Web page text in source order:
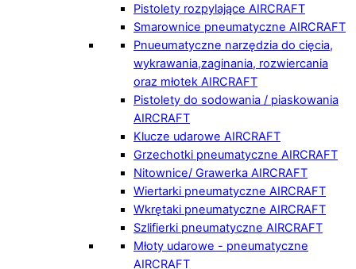
Pistolety rozpylające AIRCRAFT
Smarownice pneumatyczne AIRCRAFT
Pnueumatyczne narzędzia do cięcia,
wykrawania,zaginania, rozwiercania
oraz młotek AIRCRAFT
Pistolety do sodowania / piaskowania
AIRCRAFT
Klucze udarowe AIRCRAFT
Grzechotki pneumatyczne AIRCRAFT
Nitownice/ Grawerka AIRCRAFT
Wiertarki pneumatyczne AIRCRAFT
Wkrętaki pneumatyczne AIRCRAFT
Szlifierki pneumatyczne AIRCRAFT
Młoty udarowe - pneumatyczne
AIRCRAFT